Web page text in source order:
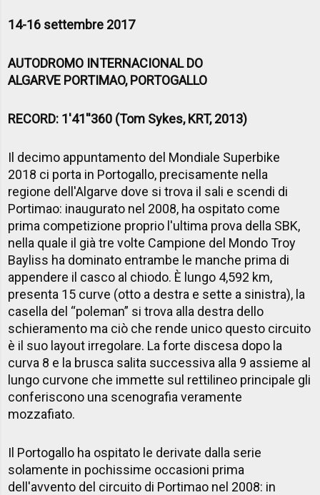
14-16 settembre 2017
AUTODROMO INTERNACIONAL DO
ALGARVE PORTIMAO, PORTOGALLO
RECORD: 1'41''360 (Tom Sykes, KRT, 2013)
Il decimo appuntamento del Mondiale Superbike
2018 ci porta in Portogallo, precisamente nella
regione dell'Algarve dove si trova il sali e scendi di
Portimao: inaugurato nel 2008, ha ospitato come
prima competizione proprio l'ultima prova della SBK,
nella quale il già tre volte Campione del Mondo Troy
Bayliss ha dominato entrambe le manche prima di
appendere il casco al chiodo. È lungo 4,592 km,
presenta 15 curve (otto a destra e sette a sinistra), la
casella del “poleman” si trova alla destra dello
schieramento ma ciò che rende unico questo circuito
è il suo layout irregolare. La forte discesa dopo la
curva 8 e la brusca salita successiva alla 9 assieme al
lungo curvone che immette sul rettilineo principale gli
conferiscono una scenografia veramente
mozzafiato.
Il Portogallo ha ospitato le derivate dalla serie
solamente in pochissime occasioni prima
dell'avvento del circuito di Portimao nel 2008: in